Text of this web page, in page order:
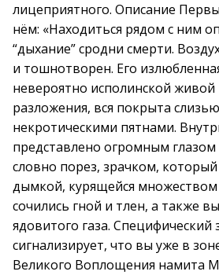
лицеприятного. Описание
нём: «Находиться рядом с ним
“дыхание” сродни смерти.
и тошнотворен. Его
невероятно исполинской живой
разложения, вся покрыта
некротическими пятнами.
представлено огромным
словно порез, зрачком,
дымкой, курящейся множеством
сочились гной и тлен, а также
ядовитого газа. Специфический
сигнализирует, что вы уже в
Великого Воплощения намита